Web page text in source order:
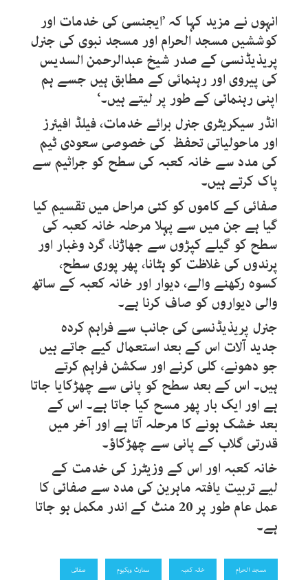
انہوں نے مزید کہا کہ ’ایجنسی کی خدمات اور
کوششیں مسجد الحرام اور مسجد نبوی کی جنرل
پریذیڈنسی کے صدر شیخ عبدالرحمن السدیس
کی پیروی اور رہنمائی کے مطابق ہیں جسے ہم
اپنی رہنمائی کے طور پر لیتے ہیں۔‘
انڈر سیکریٹری جنرل برائے خدمات، فیلڈ افیئرز
اور ماحولیاتی تحفظ کی خصوصی سعودی ٹیم
کی مدد سے خانہ کعبہ کی سطح کو جراثیم سے
پاک کرتے ہیں۔
صفائی کے کاموں کو کئی مراحل میں تقسیم کیا
گیا ہے جن میں سے پہلا مرحلہ خانہ کعبہ کی
سطح کو گیلے کپڑوں سے جھاڑنا، گرد وغبار اور
پرندوں کی غلاظت کو ہٹانا، پھر پوری سطح،
کسوہ رکھنے والے، دیوار اور خانہ کعبہ کے ساتھ
والی دیواروں کو صاف کرنا ہے۔
جنرل پریذیڈنسی کی جانب سے فراہم کردہ
جدید آلات اس کے بعد استعمال کیے جاتے ہیں
جو دھونے، کلی کرنے اور سکشن فراہم کرتے
ہیں۔ اس کے بعد سطح کو پانی سے چھڑکایا جاتا
ہے اور ایک بار پھر مسح کیا جاتا ہے۔ اس کے
بعد خشک ہونے کا مرحلہ آتا ہے اور آخر میں
قدرتی گلاب کے پانی سے چھڑکاؤ۔
خانہ کعبہ اور اس کے وزیٹرز کی خدمت کے
لیے تربیت یافتہ ماہرین کی مدد سے صفائی کا
عمل عام طور پر 20 منٹ کے اندر مکمل ہو جاتا
ہے۔
مسجد الحرام خانہ کعبہ سمارٹ ویکیوم صفائی